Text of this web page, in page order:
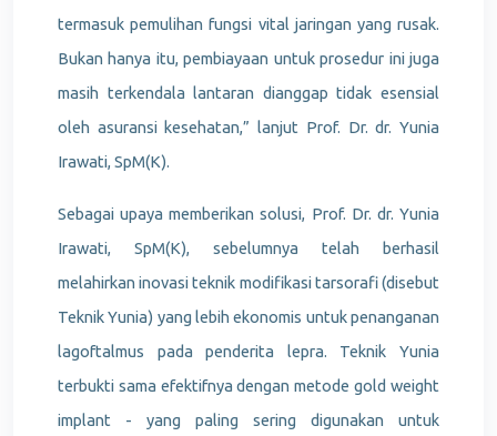
termasuk pemulihan fungsi vital jaringan yang rusak.
Bukan hanya itu, pembiayaan untuk prosedur ini juga
masih terkendala lantaran dianggap tidak esensial
oleh asuransi kesehatan,” lanjut Prof. Dr. dr. Yunia
Irawati, SpM(K).
Sebagai upaya memberikan solusi, Prof. Dr. dr. Yunia
Irawati, SpM(K), sebelumnya telah berhasil
melahirkan inovasi teknik modifikasi tarsorafi (disebut
Teknik Yunia) yang lebih ekonomis untuk penanganan
lagoftalmus pada penderita lepra. Teknik Yunia
terbukti sama efektifnya dengan metode gold weight
implant - yang paling sering digunakan untuk